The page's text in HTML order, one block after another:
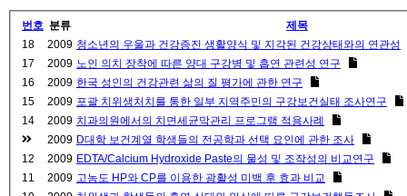
번호 분류
제목
18
2009 청소년의 우울과 건강증진 생활양식 및 지각된 건강상태와의 연관성
17
2009 노인 의치 장착에 따른 양대 구강병 및 흡연 관련성 연구
16
2009 한국 성인의 건강관련 삶의 질 평가에 관한 연구
15
2009 포괄 치위생처치를 통한 일부 지역주민의 구강보건실태 조사연구
14
2009 치과의원에서의 치면세균막관리 프로그램 적용사례
2009 D대학 보건계열 학생들의 전공학과 선택 요인에 관한 조사
12
2009 EDTA/Calcium Hydroxide Paste의 물성 및 조작성의 비교연구
11
2009 고농도 HP와 CP를 이용한 광활성 미백 후 효과 비교